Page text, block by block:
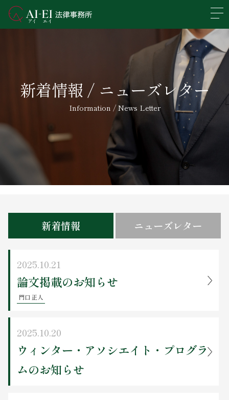
新着情報 / ニューズレター
Information / News Letter
新着情報 ニューズレター
2025.10.21
論文掲載のお知らせ
門口 正人
2025.10.20
ウィンター・アソシエイト・プログラ
ムのお知らせ
事務所概要
業務分野
所属弁護士紹介
アクセス
新着情報
お問い合わせ